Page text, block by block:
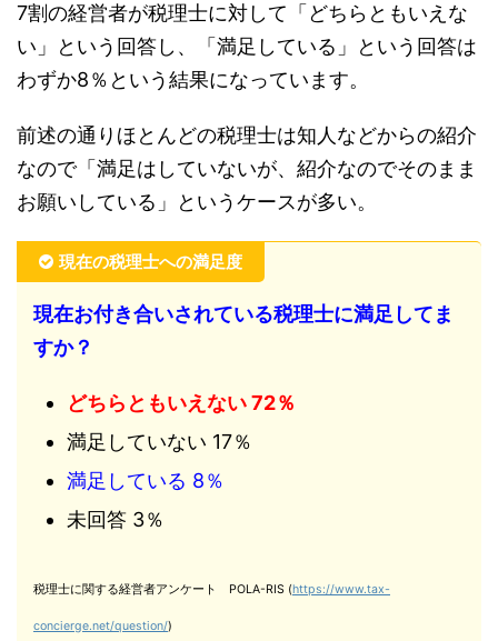
7割の経営者が税理士に対して「どちらともいえな
い」という回答し、「満足している」という回答は
わずか8％という結果になっています。
前述の通りほとんどの税理士は知人などからの紹介
なので「満足はしていないが、紹介なのでそのまま
お願いしている」というケースが多い。
現在の税理士への満足度
現在お付き合いされている税理士に満足してま
すか？
どちらともいえない 72％
満足していない 17％
満足している 8％
未回答 3％
税理士に関する経営者アンケート POLA-RIS (https://www.tax-
concierge.net/question/)